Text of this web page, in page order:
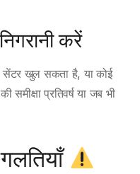
करें
सेंटर खुल सकता है, या कोई
समीक्षा प्रतिवर्ष या जब भी